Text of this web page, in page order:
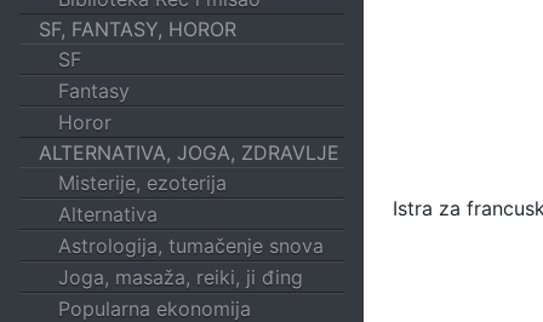
SF, FANTASY, HOROR
SF
Fantasy
Horor
ALTERNATIVA, JOGA, ZDRAVLJE
Misterije, ezoterija
Alternativa
Astrologija, tumačenje snova
Joga, masaža, reiki, ji đing
Popularna ekonomija
Istra za